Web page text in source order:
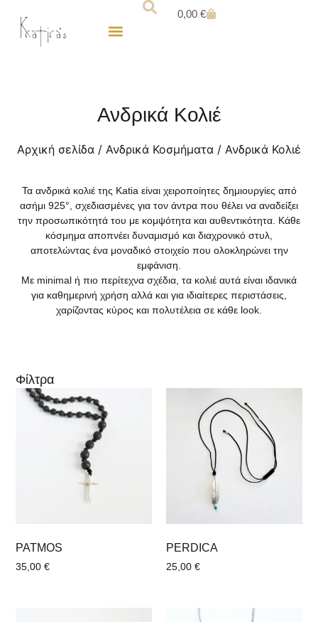
0,00 €
Ανδρικά Κολιέ
Αρχική σελίδα / Ανδρικά Κοσμήματα / Ανδρικά Κολιέ
Τα ανδρικά κολιέτης Katia είναι χειροποίητες δημιουργίες από
ασήμι 925°, σχεδιασμένες για τον άντρα που θέλει να αναδείξει
την προσωπικότητά του με κομψότητα και αυθεντικότητα. Κάθε
κόσμημα αποπνέει δυναμισμό και διαχρονικό στυλ,
αποτελώντας ένα μοναδικό στοιχείο που ολοκληρώνει την
εμφάνιση.
Με minimal ή πιο περίτεχνα σχέδια, τα κολιέ αυτά είναι ιδανικά
για καθημερινή χρήση αλλά και για ιδιαίτερες περιστάσεις,
χαρίζοντας κύρος και πολυτέλεια σε κάθε look.
Φίλτρα
PATMOS
35,00€
PERDICA
25,00 €